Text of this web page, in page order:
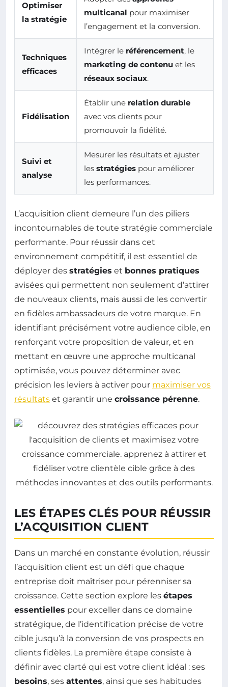
Optimiser
la stratégie
multicanal pour maximiser
l’engagement et la conversion.
Techniques
efficaces
Intégrer le référencement, le
marketing de contenu et les
réseaux sociaux.
Fidélisation
Établir une relation durable
avec vos clients pour
promouvoir la fidélité.
Suivi et
analyse
Mesurer les résultats et ajuster
les stratégies pour améliorer
les performances.
L’acquisition client demeure l’un des piliers
incontournables de toute stratégie commerciale
performante. Pour réussir dans cet
environnement compétitif, il est essentiel de
déployer des stratégies et bonnes pratiques
avisées qui permettent non seulement d’attirer
de nouveaux clients, mais aussi de les convertir
en fidèles ambassadeurs de votre marque. En
identifiant précisément votre audience cible, en
renforçant votre proposition de valeur, et en
mettant en œuvre une approche multicanal
optimisée, vous pouvez déterminer avec
précision les leviers à activer pour maximiser vos
résultats et garantir une croissance pérenne.
LES ÉTAPES CLÉS POUR RÉUSSIR
L’ACQUISITION CLIENT
Dans un marché en constante évolution, réussir
l’acquisition client est un défi que chaque
entreprise doit maîtriser pour pérenniser sa
croissance. Cette section explore les étapes
essentielles pour exceller dans ce domaine
stratégique, de l’identification précise de votre
cible jusqu’à la conversion de vos prospects en
clients fidèles. La première étape consiste à
définir avec clarté qui est votre client idéal : ses
besoins, ses attentes, ainsi que ses habitudes